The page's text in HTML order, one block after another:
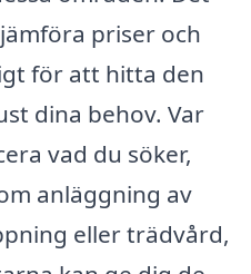
priser och
för att hitta den
dina behov. Var
vad du söker,
anläggning av
eller trädvård,